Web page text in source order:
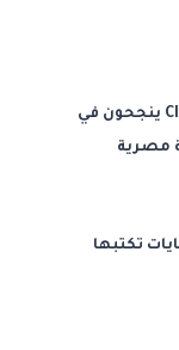
طلاب هندسة الاتصالات بـCIC ينجحون في
مصرية
تكتبها